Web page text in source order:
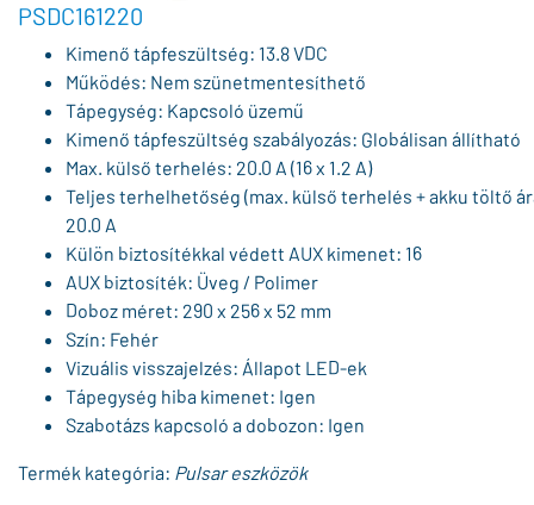
PSDC161220
Kimenő tápfeszültség: 13.8 VDC
Működés: Nem szünetmentesíthető
Tápegység: Kapcsoló üzemű
Kimenő tápfeszültség szabályozás: Globálisan állítható
Max. külső terhelés: 20.0 A (16 x 1.2 A)
Teljes terhelhetőség (max. külső terhelés + akku töltő
20.0 A
Külön biztosítékkal védett AUX kimenet: 16
AUX biztosíték: Üveg / Polimer
Doboz méret: 290 x 256 x 52 mm
Szín: Fehér
Vizuális visszajelzés: Állapot LED-ek
Tápegység hiba kimenet: Igen
Szabotázs kapcsoló a dobozon: Igen
Termék kategória: Pulsar eszközök